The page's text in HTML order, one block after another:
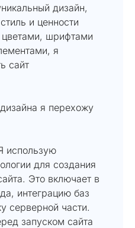
дизайн,
и ценности
шрифтами
я
сайт
я перехожу
использую
для создания
Это включает в
интеграцию баз
серверной части.
запуском сайта